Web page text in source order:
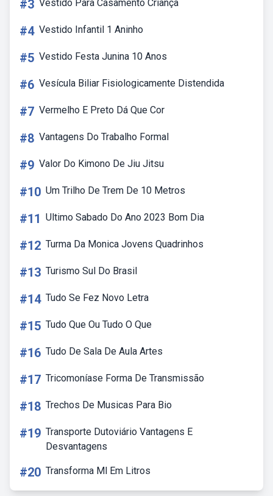
#3 Vestido Para Casamento Criança
#4 Vestido Infantil 1 Aninho
#5 Vestido Festa Junina 10 Anos
#6 Vesícula Biliar Fisiologicamente Distendida
#7 Vermelho E Preto Dá Que Cor
#8 Vantagens Do Trabalho Formal
#9 Valor Do Kimono De Jiu Jitsu
#10 Um Trilho De Trem De 10 Metros
#11 Ultimo Sabado Do Ano 2023 Bom Dia
#12 Turma Da Monica Jovens Quadrinhos
#13 Turismo Sul Do Brasil
#14 Tudo Se Fez Novo Letra
#15 Tudo Que Ou Tudo O Que
#16 Tudo De Sala De Aula Artes
#17 Tricomoníase Forma De Transmissão
#18 Trechos De Musicas Para Bio
#19 Transporte Dutoviário Vantagens E
Desvantagens
#20 Transforma Ml Em Litros